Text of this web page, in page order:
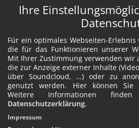
Ihre
Für ein optimales Webseiten-Erlebnis
die für das Funktionieren unserer
Mit Ihrer Zustimmung verwenden wir
die zur Anzeige externer Inhalte
über Soundcloud, ...) oder zu
genutzt werden. Hier können Sie
Weitere Informationen
Datenschutzerklärung.
Impressum